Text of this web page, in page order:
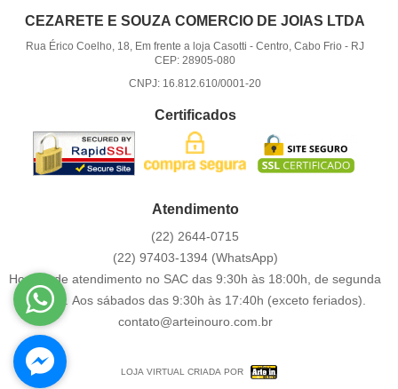
CEZARETE E SOUZA COMERCIO DE JOIAS LTDA
Rua Érico Coelho, 18, Em frente a loja Casotti -Centro, Cabo Frio - RJ
CEP: 28905-080
CNPJ: 16.812.610/0001-20
Certificados
Atendimento
(22) 2644-0715
(22) 97403-1394 (WhatsApp)
Horário de atendimento no SAC das 9:30h às 18:00h, de segunda
a sexta. Aos sábados das 9:30h às 17:40h (exceto feriados).
contato@arteinouro.com.br
LOJA VIRTUAL CRIADA POR